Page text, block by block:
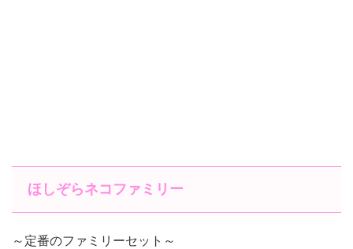
ほしぞらネコファミリー
～定番のファミリーセット～